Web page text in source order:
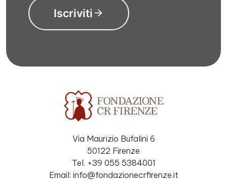
Iscriviti
Via Maurizio Bufalini 6
50122 Firenze
Tel. +39 055 5384001
Email: info@fondazionecrfirenze.it